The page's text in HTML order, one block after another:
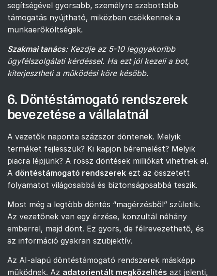
segítségével gyorsabb, személyre szabottabb
támogatás nyújtható, miközben csökkennek a
munkaerőköltségek.
Szakmai tanács: Kezdje az 5-10 leggyakoribb
ügyfélszolgálati kérdéssel. Ha ezt jól kezeli a bot,
kiterjesztheti a működési köre később.
6. Döntéstámogató rendszerek
bevezetése a vállalatnál
A vezetők naponta százszor döntenek. Melyik
terméket fejlesszük? Ki kapjon béremelést? Melyik
piacra lépjünk? A rossz döntések milliókat vihetnek el.
A döntéstámogató rendszerek ezt az összetett
folyamatot világosabbá és biztonságosabbá teszik.
Most még a legtöbb döntés “magérzésből” születik.
Az vezetőnek van egy érzése, konzultál néhány
emberrel, majd dönt. Ez gyors, de félrevezethető, és
az információ gyakran szubjektív.
Az AI-alapú döntéstámogató rendszerek másképp
működnek. Az adatorientált megközelítés azt jelenti,